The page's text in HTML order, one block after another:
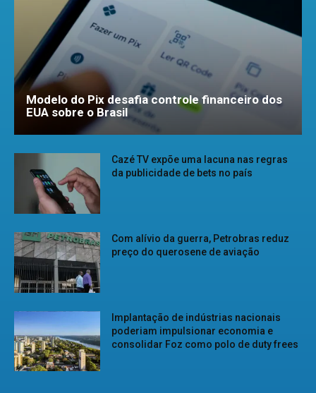
Modelo do Pix desafia controle financeiro dos
EUA sobre o Brasil
Cazé TV expõe uma lacuna nas regras
da publicidade de bets no país
Com alívio da guerra, Petrobras reduz
preço do querosene de aviação
Implantação de indústrias nacionais
poderiam impulsionar economia e
consolidar Foz como polo de duty frees